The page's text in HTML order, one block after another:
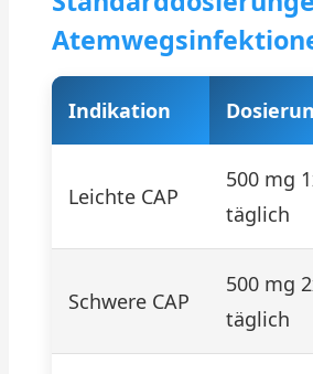
Indikation
Leichte CAP
500 mg
täglich
Schwere CAP
500 mg
täglich